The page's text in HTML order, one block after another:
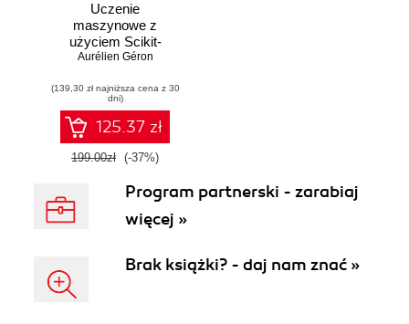
Uczenie
maszynowe z
użyciem Scikit-
Learn i PyTorch.
narzędzia i techniki
umożliwiające
konstruowanie
inteligentnych
systemów
Aurélien Géron
(139,30 zł najniższa cena z 30
dni)
125.37 zł
199.00zł (-37%)
Program partnerski - zarabiaj
więcej »
Brak książki? - daj nam znać »